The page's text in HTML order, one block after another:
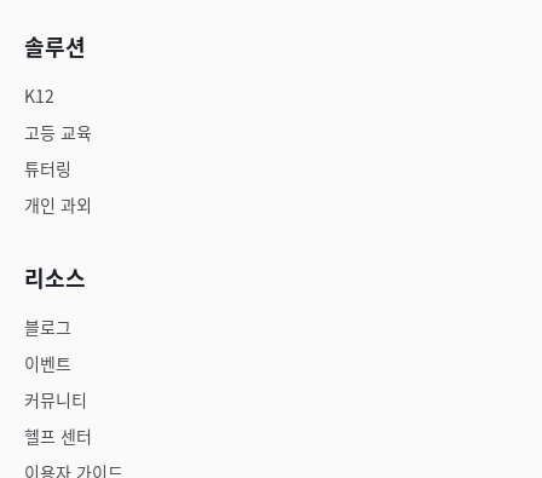
솔루션
K12
고등 교육
튜터링
개인 과외
리소스
블로그
이벤트
커뮤니티
헬프 센터
이용자 가이드